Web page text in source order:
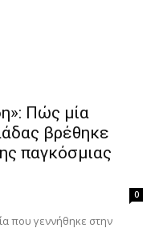
Πώς μία
βρέθηκε
παγκόσμιας
0
που γεννήθηκε στην